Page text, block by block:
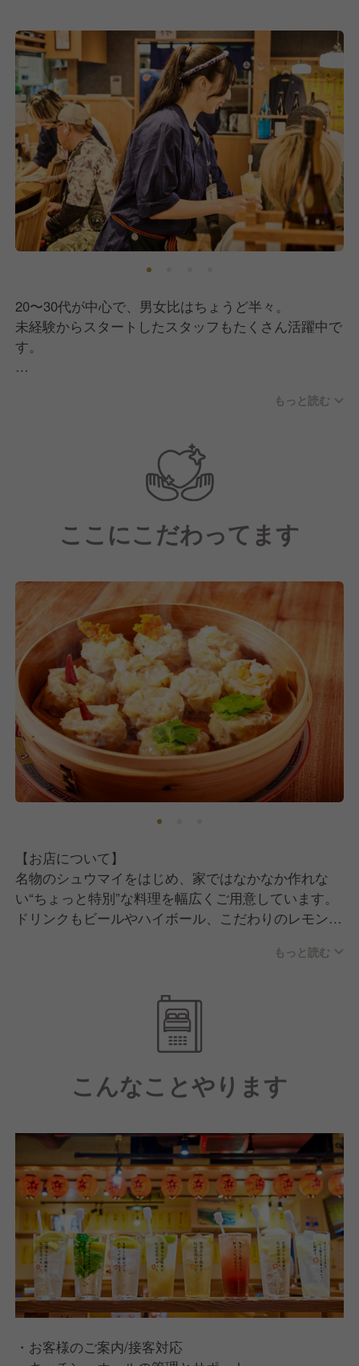
20〜30代が中心で、男女比はちょうど半々。
未経験からスタートしたスタッフもたくさん活躍中で
す。
む！」そんな想いを共有するメンバーばかり。
自然と声をかけ合いながらお店を盛り上げています。
イベントや部活動など、交流の場もたくさん！
先輩・後輩・本社スタッフまでみんな仲が良く、
チームの一体感が自慢です◎
もっと読む
ここにこだわってます
【お店について】
名物のシュウマイをはじめ、家ではなかなか作れな
い“ちょっと特別”な料理を幅広くご用意しています。
ドリンクもビールやハイボール、こだわりのレモンサ
・月最大9休／週休2日制／福利厚生充実
・飲食業界1位!働きがいのある会社 3年連続受賞
・健康経営優良法人 8年連続認定
もっと読む
こんなことやります
・お客様のご案内/接客対応